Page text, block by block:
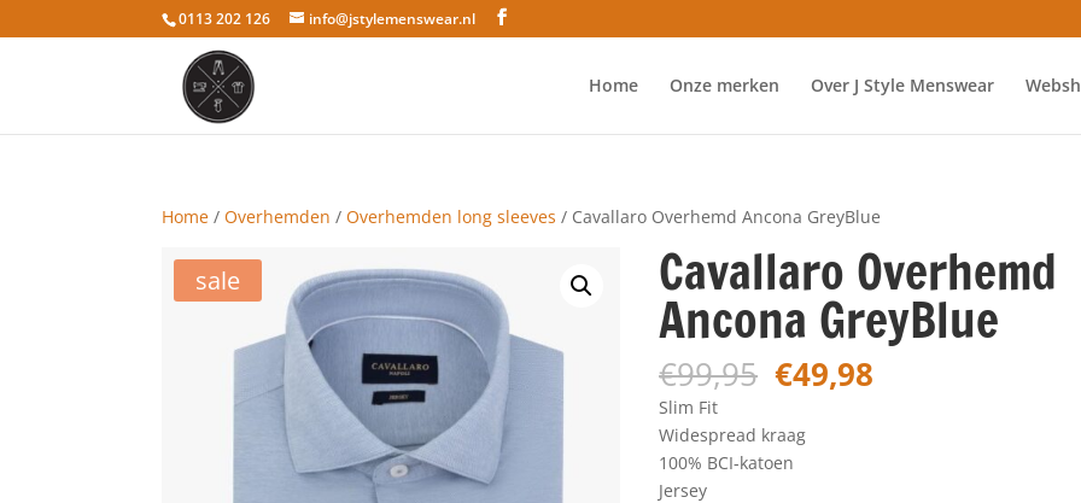
0113 202 126 info@jstylemenswear.nl
Home Onze merken Over J Style Menswear
Home /Overhemden /Overhemden long sleeves / Cavallaro Overhemd Ancona GreyBlue
sale Cavallaro Overhemd
Ancona GreyBlue
€99,95 Oorspronkelijke
prijs
was:
€99,95.
€49,98
Slim Fit
Widespread kraag
100% BCI-katoen
Jersey